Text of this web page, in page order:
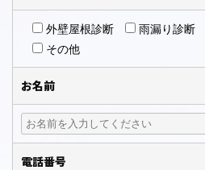
外壁屋根診断 雨漏り診断
その他
お名前
電話番号